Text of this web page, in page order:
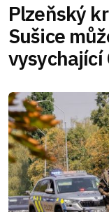
Plzeňský
Sušice
vysychající